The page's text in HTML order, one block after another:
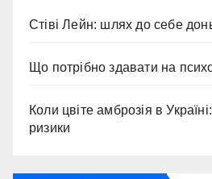
Стіві Лейн: шлях до себе
Що потрібно здавати на
Коли цвіте амброзія в
ризики